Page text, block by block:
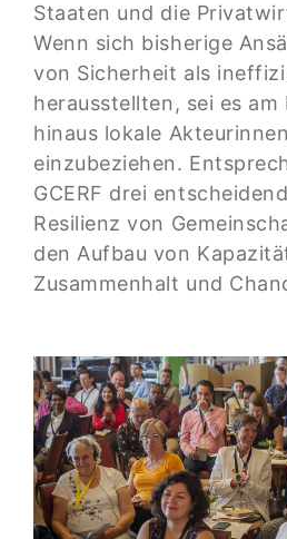
Staaten und die
Wenn sich bisherige
von Sicherheit als
herausstellten, sei es
hinaus lokale
einzubeziehen.
GCERF drei
Resilienz von
den Aufbau von
Zusammenhalt und